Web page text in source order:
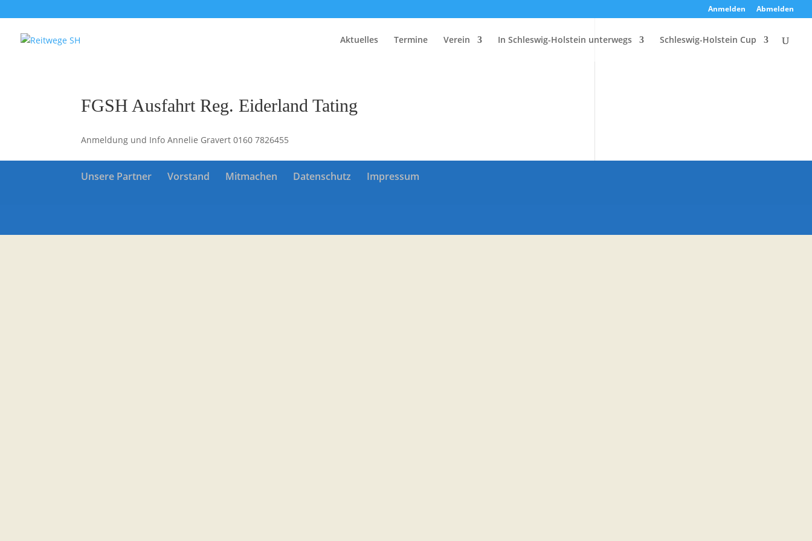
Anmelden Abmelden
Aktuelles Termine Verein In Schleswig-Holstein unterwegs Schleswig-Holstein Cup
FGSH Ausfahrt Reg. Eiderland Tating
Anmeldung und Info Annelie Gravert 0160 7826455
Unsere Partner Vorstand Mitmachen Datenschutz Impressum